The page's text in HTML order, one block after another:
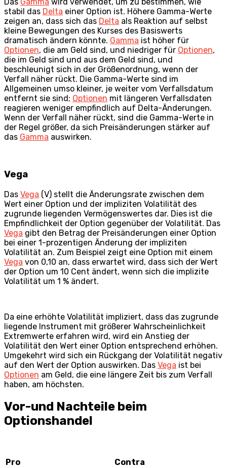
stabil das Delta einer Option ist. Höhere Gamma-Werte
zeigen an, dass sich das Delta als Reaktion auf selbst
kleine Bewegungen des Kurses des Basiswerts
dramatisch ändern könnte. Gamma ist höher für
Optionen, die am Geld sind, und niedriger für Optionen,
die im Geld sind und aus dem Geld sind, und
beschleunigt sich in der Größenordnung, wenn der
Verfall näher rückt. Die Gamma-Werte sind im
Allgemeinen umso kleiner, je weiter vom Verfallsdatum
entfernt sie sind; Optionen mit längeren Verfallsdaten
reagieren weniger empfindlich auf Delta-Änderungen.
Wenn der Verfall näher rückt, sind die Gamma-Werte in
der Regel größer, da sich Preisänderungen stärker auf
das Gamma auswirken.
Vega
Das Vega (V) stellt die Änderungsrate zwischen dem
Wert einer Option und der impliziten Volatilität des
zugrunde liegenden Vermögenswertes dar. Dies ist die
Empfindlichkeit der Option gegenüber der Volatilität. Das
Vega gibt den Betrag der Preisänderungen einer Option
bei einer 1-prozentigen Änderung der impliziten
Volatilität an. Zum Beispiel zeigt eine Option mit einem
Vega von 0,10 an, dass erwartet wird, dass sich der Wert
der Option um 10 Cent ändert, wenn sich die implizite
Volatilität um 1 % ändert.
Da eine erhöhte Volatilität impliziert, dass das zugrunde
liegende Instrument mit größerer Wahrscheinlichkeit
Extremwerte erfahren wird, wird ein Anstieg der
Volatilität den Wert einer Option entsprechend erhöhen.
Umgekehrt wird sich ein Rückgang der Volatilität negativ
auf den Wert der Option auswirken. Das Vega ist bei
Optionen am Geld, die eine längere Zeit bis zum Verfall
haben, am höchsten.
Vor-und Nachteile beim
Optionshandel
Pro Contra